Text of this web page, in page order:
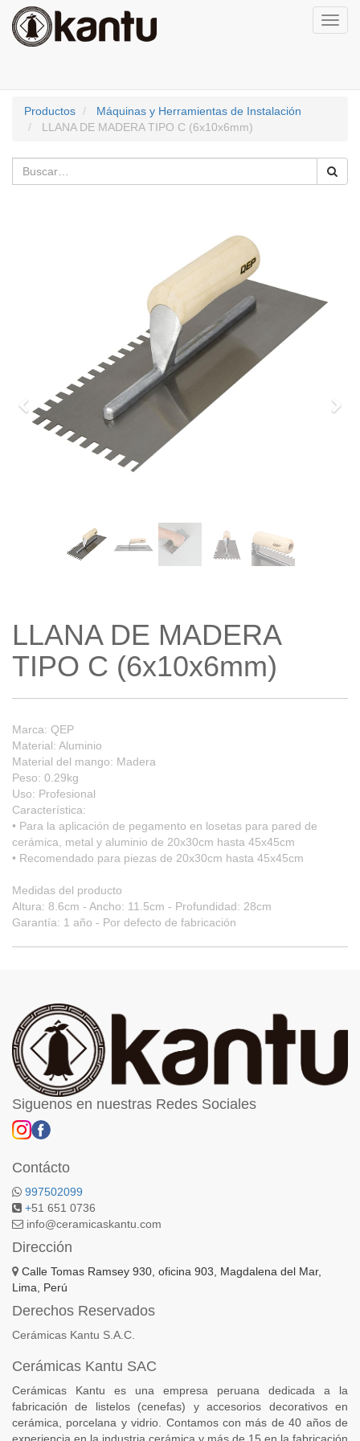
Productos
Máquinas y Herramientas de Instalación
LLANA DE MADERA TIPO C (6x10x6mm)
Previo
LLANA DE MADERA
TIPO C (6x10x6mm)
Marca: QEP
Material: Aluminio
Material del mango: Madera
Peso: 0.29kg
Uso: Profesional
Característica:
• Para la aplicación de pegamento en losetas para pared de
cerámica, metal y aluminio de 20x30cm hasta 45x45cm
• Recomendado para piezas de 20x30cm hasta 45x45cm
Medidas del producto
Altura: 8.6cm - Ancho: 11.5cm - Profundidad: 28cm
Garantía: 1 año - Por defecto de fabricación
Siguenos en nuestras Redes Sociales
Contácto
997502099
+51 651 0736
info@ceramicaskantu.com
Dirección
Calle Tomas Ramsey 930, oficina 903, Magdalena del Mar,
Lima, Perú
Derechos Reservados
Cerámicas Kantu S.A.C.
Cerámicas Kantu SAC
Cerámicas Kantu es una empresa peruana dedicada a la
fabricación de listelos (cenefas) y accesorios decorativos en
cerámica, porcelana y vidrio. Contamos con más de 40 años de